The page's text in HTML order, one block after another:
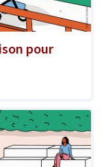
pour